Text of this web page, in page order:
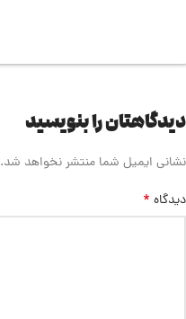
دیدگاهتان را بنویسید
نشانی ایمیل شما منتشر نخواهد شد.
دیدگاه *